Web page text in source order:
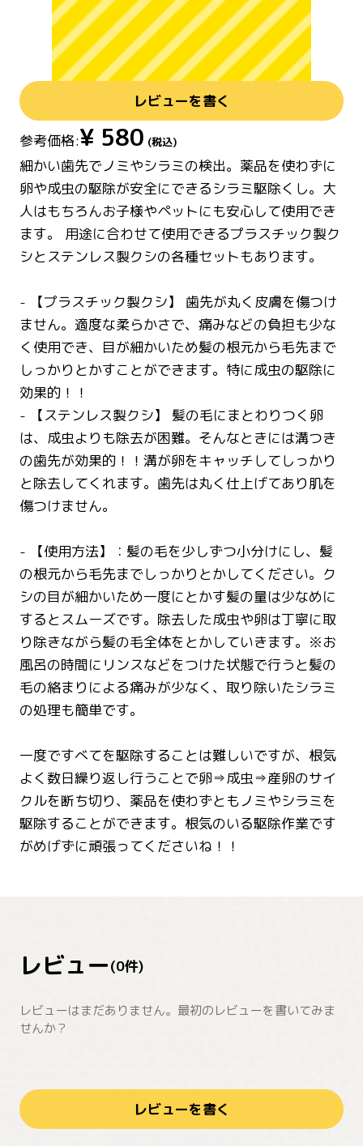
レビューを書く
参考価格:¥ 580 (税込)
細かい歯先でノミやシラミの検出。薬品を使わずに
卵や成虫の駆除が安全にできるシラミ駆除くし。大
人はもちろんお子様やペットにも安心して使用でき
ます。 用途に合わせて使用できるプラスチック製ク
シとステンレス製クシの各種セットもあります。
- 【プラスチック製クシ】 歯先が丸く皮膚を傷つけ
ません。適度な柔らかさで、痛みなどの負担も少な
く使用でき、目が細かいため髪の根元から毛先まで
しっかりとかすことができます。特に成虫の駆除に
効果的！！
- 【ステンレス製クシ】 髪の毛にまとわりつく卵
は、成虫よりも除去が困難。そんなときには溝つき
の歯先が効果的！！溝が卵をキャッチしてしっかり
と除去してくれます。歯先は丸く仕上げてあり肌を
傷つけません。
- 【使用方法】：髪の毛を少しずつ小分けにし、髪
の根元から毛先までしっかりとかしてください。ク
シの目が細かいため一度にとかす髪の量は少なめに
するとスムーズです。除去した成虫や卵は丁寧に取
り除きながら髪の毛全体をとかしていきます。※お
風呂の時間にリンスなどをつけた状態で行うと髪の
毛の絡まりによる痛みが少なく、取り除いたシラミ
の処理も簡単です。
一度ですべてを駆除することは難しいですが、根気
よく数日繰り返し行うことで卵⇒成虫⇒産卵のサイ
クルを断ち切り、薬品を使わずともノミやシラミを
駆除することができます。根気のいる駆除作業です
がめげずに頑張ってくださいね！！
レビュー(0件)
レビューはまだありません。最初のレビューを書いてみま
せんか？
レビューを書く